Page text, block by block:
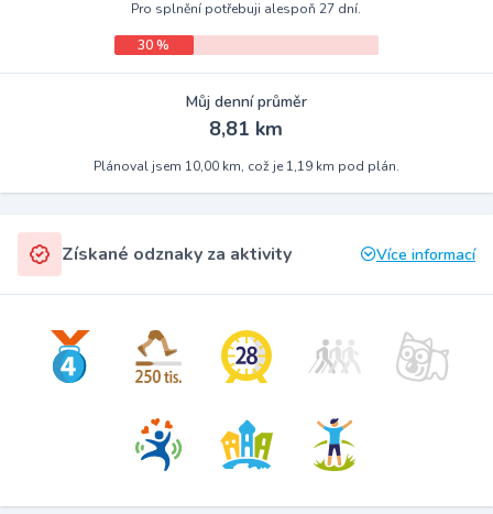
Pro splnění potřebuji alespoň 27 dní.
30 %
Můj denní průměr
8,81 km
Plánoval jsem 10,00 km, což je 1,19 km pod plán.
Získané odznaky za aktivity Více informací